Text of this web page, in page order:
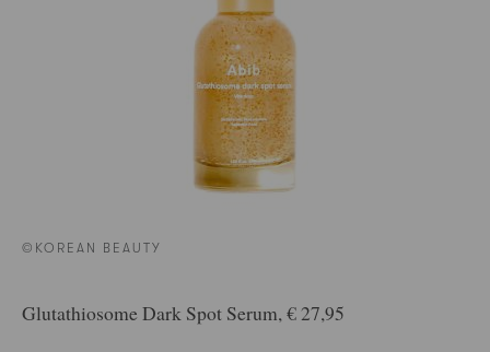
©KOREAN BEAUTY
Glutathiosome Dark Spot Serum, € 27,95